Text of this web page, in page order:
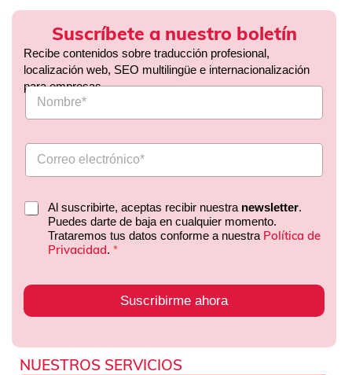
Suscríbete a nuestro boletín
Recibe contenidos sobre traducción profesional,
localización web, SEO multilingüe e internacionalización
para empresas.
Al suscribirte, aceptas recibir nuestra newsletter.
Puedes darte de baja en cualquier momento.
Trataremos tus datos conforme a nuestra Política de
Privacidad. *
Suscribirme ahora
NUESTROS SERVICIOS